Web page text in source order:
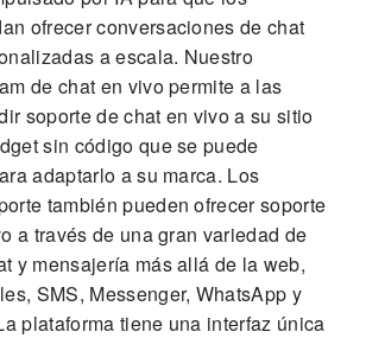
ofrecer conversaciones de chat
a escala. Nuestro
de chat en vivo permite a las
soporte de chat en vivo a su sitio
sin código que se puede
adaptarlo a su marca. Los
también pueden ofrecer soporte
a través de una gran variedad de
y mensajería más allá de la web,
SMS, Messenger, WhatsApp y
plataforma tiene una interfaz única